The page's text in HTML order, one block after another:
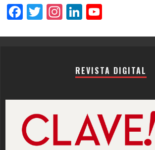
Facebook
Twitter
Instagram
LinkedIn
REVISTA DIGITAL